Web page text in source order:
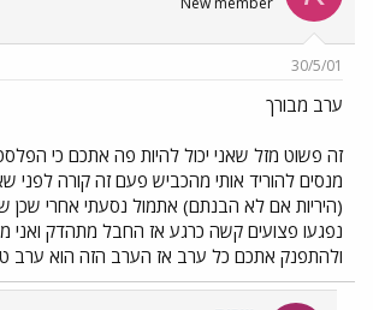
ה
ש
א
ם
30/5/01
ערב מבורך
זה פשוט מזל שאני יכול להיות פה אתכם כי
מנסים להוריד אותי מהכביש פעם זה קורה לפני
(היריות אם לא הבנתם) אתמול נסעתי אחרי שכן
נפגעו פצועים קשה כרגע אז החבל מתהדק ואני
ולהתפנק אתכם כל ערב אז הערב הזה הוא ערב